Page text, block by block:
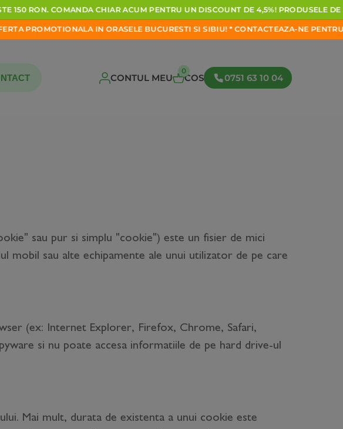
RON.COMANDACHIARACUMPENTRUUNDISCOUNTDE4,5%!PRODUSELEDELA
INORASELEBUCURESTISISIBIU! *CONTACTEAZA-NEPENTRUAINTRA
CONTUL MEU
0
COS 0751 63 10 04
sau pur si simplu "cookie") este un fisier de mici
mobil sau alte echipamente ale unui utilizator de pe care
(ex: Internet Explorer, Firefox, Chrome, Safari,
si nu poate accesa informatiile de pe hard drive-ul
Mai mult, durata de existenta a unui cookie este